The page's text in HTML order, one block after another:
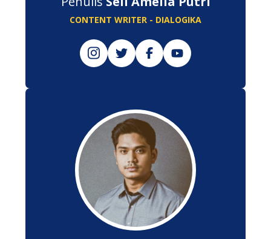
CONTENT WRITER - DIALOGIKA